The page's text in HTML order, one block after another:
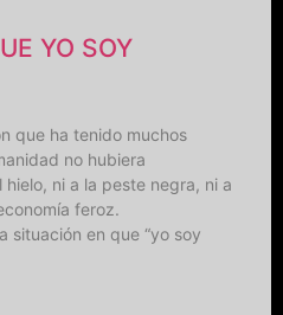
YO SOY
que ha tenido muchos
no hubiera
ni a la peste negra, ni a
feroz.
situación en que “yo soy